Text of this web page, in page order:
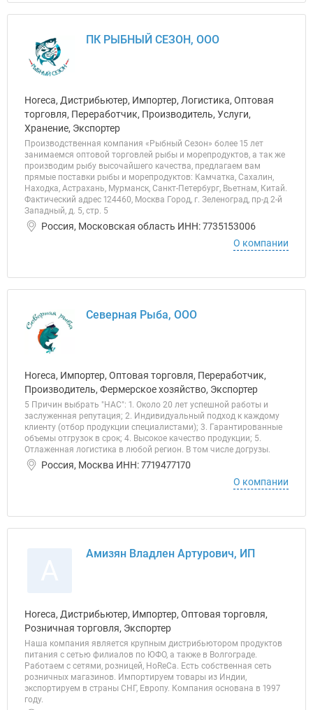
ПК РЫБНЫЙ СЕЗОН, ООО
Horeca, Дистрибьютер, Импортер, Логистика, Оптовая
торговля, Переработчик, Производитель, Услуги,
Хранение, Экспортер
Производственная компания «Рыбный Сезон» более 15 лет
занимаемся оптовой торговлей рыбы и морепродуктов, а так же
производим рыбу высочайшего качества, предлагаем вам
прямые поставки рыбы и морепродуктов: Камчатка, Сахалин,
Находка, Астрахань, Мурманск, Санкт-Петербург, Вьетнам, Китай.
Фактический адрес 124460, Москва Город, г. Зеленоград, пр-д 2-й
Западный, д. 5, стр. 5
Россия, Московская область ИНН: 7735153006
О компании
Северная Рыба, ООО
Horeca, Импортер, Оптовая торговля, Переработчик,
Производитель, Фермерское хозяйство, Экспортер
5 Причин выбрать "НАС": 1. Около 20 лет успешной работы и
заслуженная репутация; 2. Индивидуальный подход к каждому
клиенту (отбор продукции специалистами); 3. Гарантированные
объемы отгрузок в срок; 4. Высокое качество продукции; 5.
Отлаженная логистика в любой регион. В том числе догрузы.
Россия, Москва ИНН: 7719477170
О компании
Амизян Владлен Артурович, ИП
Horeca, Дистрибьютер, Импортер, Оптовая торговля,
Розничная торговля, Экспортер
Наша компания является крупным дистрибьютором продуктов
питания с сетью филиалов по ЮФО, а также в Волгограде.
Работаем с сетями, розницей, HoReCa. Есть собственная сеть
розничных магазинов. Импортируем товары из Индии,
экспортируем в страны СНГ, Европу. Компания основана в 1997
году.